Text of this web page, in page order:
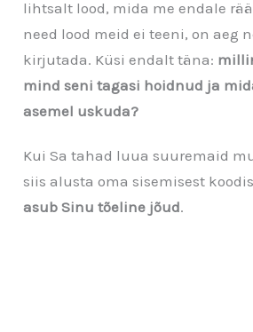
lihtsalt lood, mida me endale
need lood meid ei teeni, on aeg
kirjutada. Küsi endalt täna:
mind seni tagasi hoidnud ja
asemel uskuda?
Kui Sa tahad luua suuremaid
siis alusta oma sisemisest
asub Sinu tõeline jõud.